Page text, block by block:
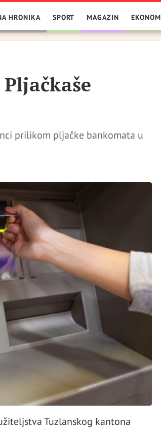
HRONIKA SPORT MAGAZIN
prilikom pljačke bankomata u
Tuzlanskog kantona